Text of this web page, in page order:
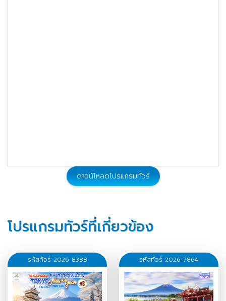
ดาวน์โหลดโปรแกรมทัวร์
โปรแกรมทัวร์ที่เกี่ยวข้อง
รหัสทัวร์ 2026-8388 รหัสทัวร์ 2026-7864